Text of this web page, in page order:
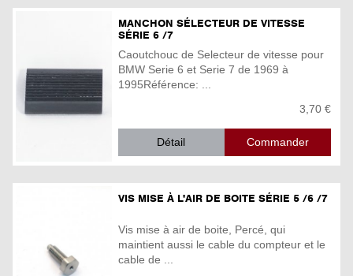
MANCHON SÉLECTEUR DE VITESSE
SÉRIE 6 /7
Caoutchouc de Selecteur de vitesse pour
BMW Serie 6 et Serie 7 de 1969 à
1995Référence: ...
3,70 €
Détail
VIS MISE À L'AIR DE BOITE SÉRIE 5 /6 /7
Vis mise à air de boite, Percé, qui
maintient aussi le cable du compteur et le
cable de ...